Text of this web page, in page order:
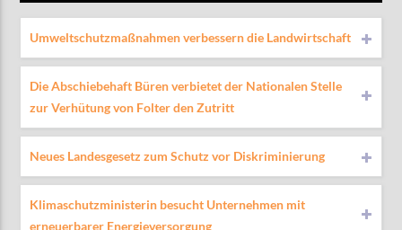
Umweltschutzmaßnahmen verbessern die Landwirtschaft
Die Abschiebehaft Büren verbietet der Nationalen Stelle
zur Verhütung von Folter den Zutritt
Neues Landesgesetz zum Schutz vor Diskriminierung
Klimaschutzministerin besucht Unternehmen mit
erneuerbarer Energieversorgung